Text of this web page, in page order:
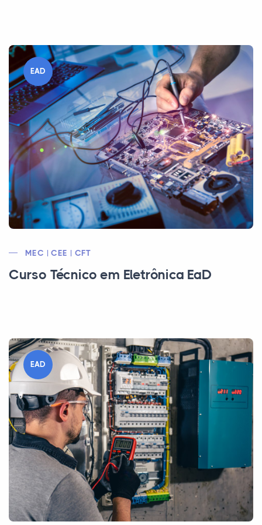
EAD
MEC | CEE | CFT
Curso Técnico em Eletrônica EaD
EAD